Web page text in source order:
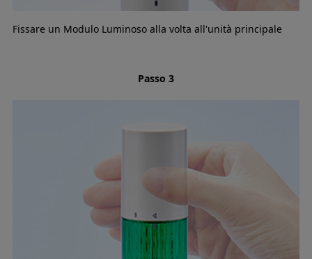
Fissare un Modulo Luminoso alla volta all'unità principale
Passo 3